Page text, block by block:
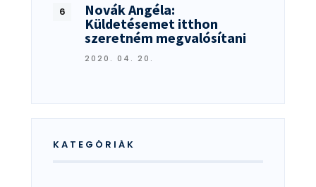
Novák Angéla:
Küldetésemet itthon
szeretném megvalósítani
2020. 04. 20.
KATEGÓRIÁK